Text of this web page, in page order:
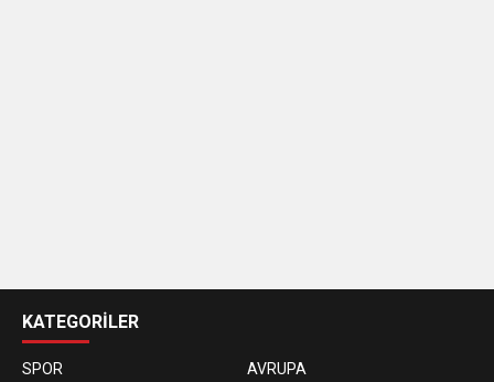
siteleri
KATEGORİLER
SPOR AVRUPA